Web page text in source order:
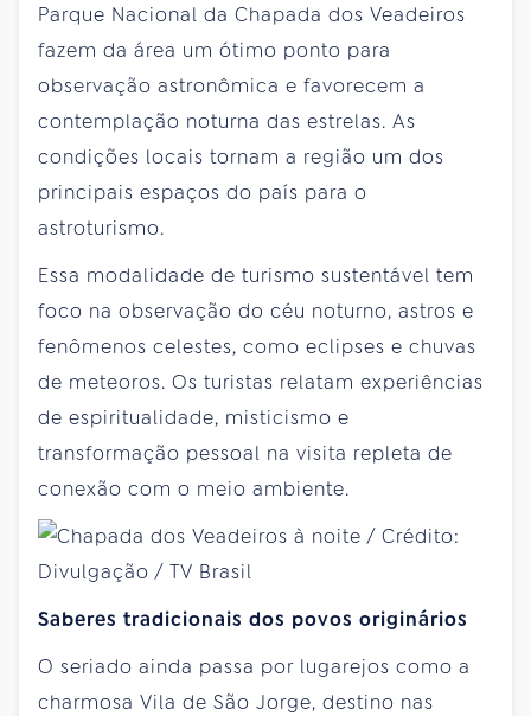
Parque Nacional da Chapada dos Veadeiros
fazem da área um ótimo ponto para
observação astronômica e favorecem a
contemplação noturna das estrelas. As
condições locais tornam a região um dos
principais espaços do país para o
astroturismo.
Essa modalidade de turismo sustentável tem
foco na observação do céu noturno, astros e
fenômenos celestes, como eclipses e chuvas
de meteoros. Os turistas relatam experiências
de espiritualidade, misticismo e
transformação pessoal na visita repleta de
conexão com o meio ambiente.
Saberes tradicionais dos povos originários
O seriado ainda passa por lugarejos como a
charmosa Vila de São Jorge, destino nas